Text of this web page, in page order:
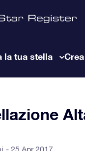
la tua stella
25 Apr 2017